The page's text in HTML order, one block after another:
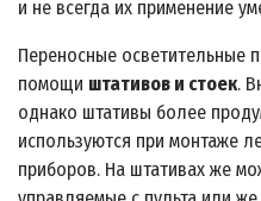
и не всегда их применение
Переносные осветительные
помощи штативов и стоек.
однако штативы более
используются при монтаже
приборов. На штативах же